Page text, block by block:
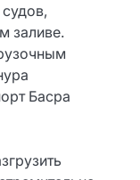
заливе.
Басра